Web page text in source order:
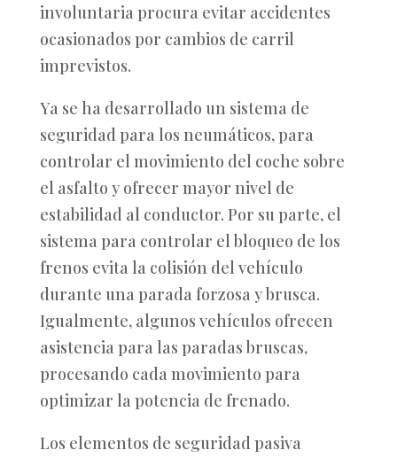
involuntaria procura evitar accidentes
ocasionados por cambios de carril
imprevistos.
Ya se ha desarrollado un sistema de
seguridad para los neumáticos, para
controlar el movimiento del coche sobre
el asfalto y ofrecer mayor nivel de
estabilidad al conductor. Por su parte, el
sistema para controlar el bloqueo de los
frenos evita la colisión del vehículo
durante una parada forzosa y brusca.
Igualmente, algunos vehículos ofrecen
asistencia para las paradas bruscas,
procesando cada movimiento para
optimizar la potencia de frenado.
Los elementos de seguridad pasiva